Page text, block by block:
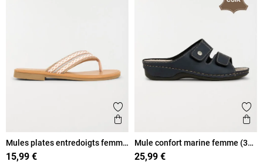
Ajouter aux favoris
Aperçu rapide
Mules plates entredoigts femme
(36-41)
15,99 €
Mule confort marine femme (36-
41)
25,99 €